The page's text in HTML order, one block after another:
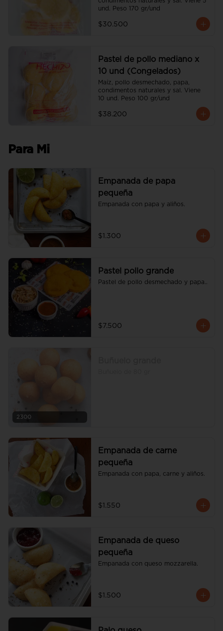
und. Peso 170 gr/und
$30.500
Pastel de pollo mediano x
10 und (Congelados)
Maíz, pollo desmechado, papa,
condimentos naturales y sal. Viene
10 und. Peso 100 gr/und
$38.200
Para Mi
Empanada de papa
pequeña
Empanada con papa y aliños.
$1.300
Pastel pollo grande
Pastel de pollo desmechado y papa..
$7.500
2300
Empanada de carne
pequeña
Empanada con papa, carne y aliños.
$1.550
Empanada de queso
pequeña
Empanada con queso mozzarella.
$1.500